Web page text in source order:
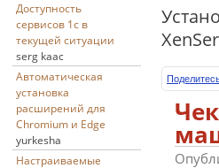
Доступность
сервисов 1с в
текущей ситуации
serg kaac
Автоматическая
установка
расширений для
Chromium и Edge
yurkesha
Настраиваемые